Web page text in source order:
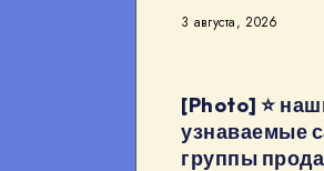
3 августа, 2026
[Photo] ⭐️
узнаваемые
группы